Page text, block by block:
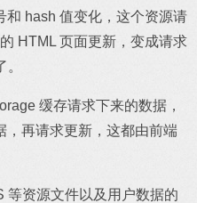
和 hash 值变化，这个资源请
HTML 页面更新，变成请求
缓存请求下来的数据，
，再请求更新，这都由前端
等资源文件以及用户数据的